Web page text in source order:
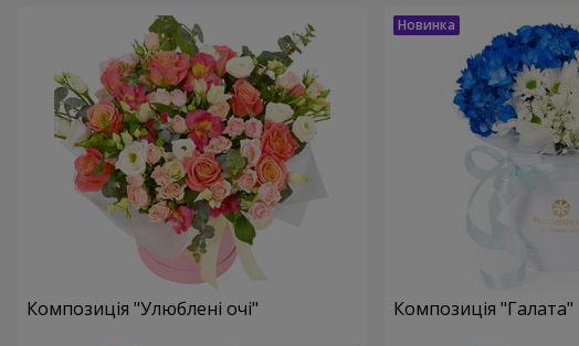
Композиція "Улюблені очі" Композиція "Галата"